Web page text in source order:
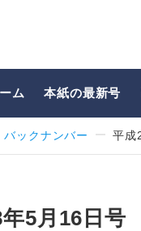
ム 本紙の最新号
バックナンバー 平成
5月16日号